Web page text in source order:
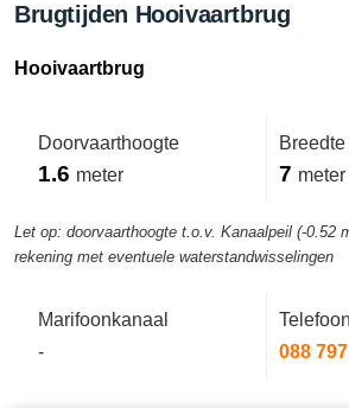
Brugtijden Hooivaartbrug
Hooivaartbrug
Doorvaarthoogte
1.6 meter
Breedte
7 meter
Let op: doorvaarthoogte t.o.v. Kanaalpeil (-0.52
rekening met eventuele waterstandwisselingen
Marifoonkanaal
-
088